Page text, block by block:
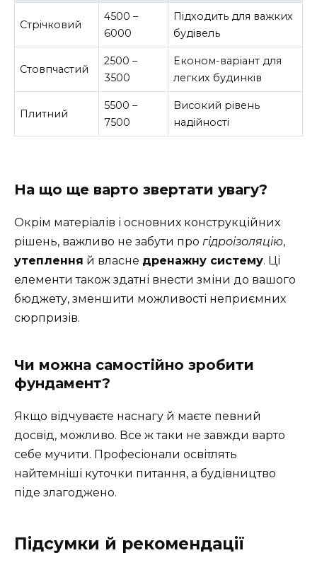
Стрічковий
4500 –
6000
Підходить для важких
будівель
Стовпчастий
2500 –
3500
Економ-варіант для
легких будинків
Плитний
5500 –
7500
Високий рівень
надійності
На що ще варто звертати увагу?
Окрім матеріалів і основних конструкційних
рішень, важливо не забути про гідроізоляцію,
утеплення й власне дренажну систему. Ці
елементи також здатні внести зміни до вашого
бюджету, зменшити можливості неприємних
сюрпризів.
Чи можна самостійно зробити
фундамент?
Якщо відчуваєте наснагу й маєте певний
досвід, можливо. Все ж таки не завжди варто
себе мучити. Професіонали освітлять
найтемніші куточки питання, а будівництво
піде злагоджено.
Підсумки й рекомендації